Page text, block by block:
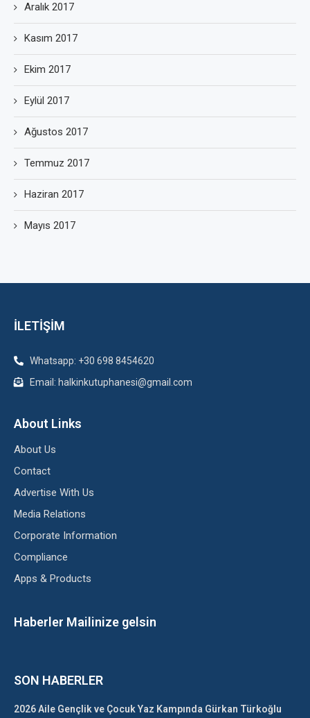
Aralık 2017
Kasım 2017
Ekim 2017
Eylül 2017
Ağustos 2017
Temmuz 2017
Haziran 2017
Mayıs 2017
İLETİŞİM
Whatsapp: +30 698 8454620
Email: halkinkutuphanesi@gmail.com
About Links
About Us
Contact
Advertise With Us
Media Relations
Corporate Information
Compliance
Apps & Products
Haberler Mailinize gelsin
SON HABERLER
2026 Aile Gençlik ve Çocuk Yaz Kampında Gürkan Türkoğlu